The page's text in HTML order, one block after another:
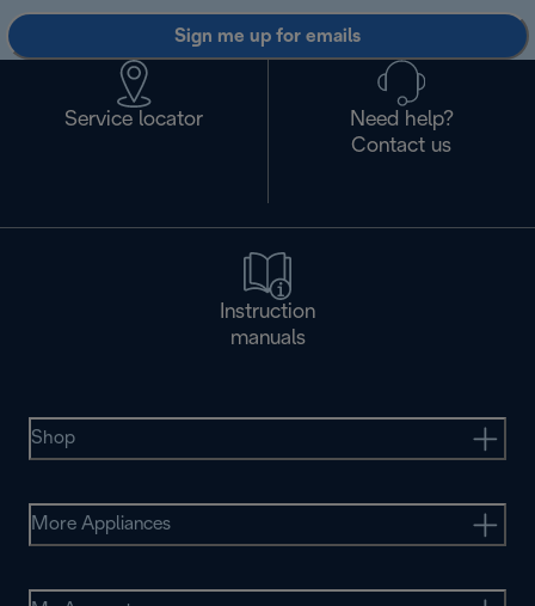
Sign me up for emails
Service locator
Need help?
Contact us
Instruction
manuals
Shop
More Appliances